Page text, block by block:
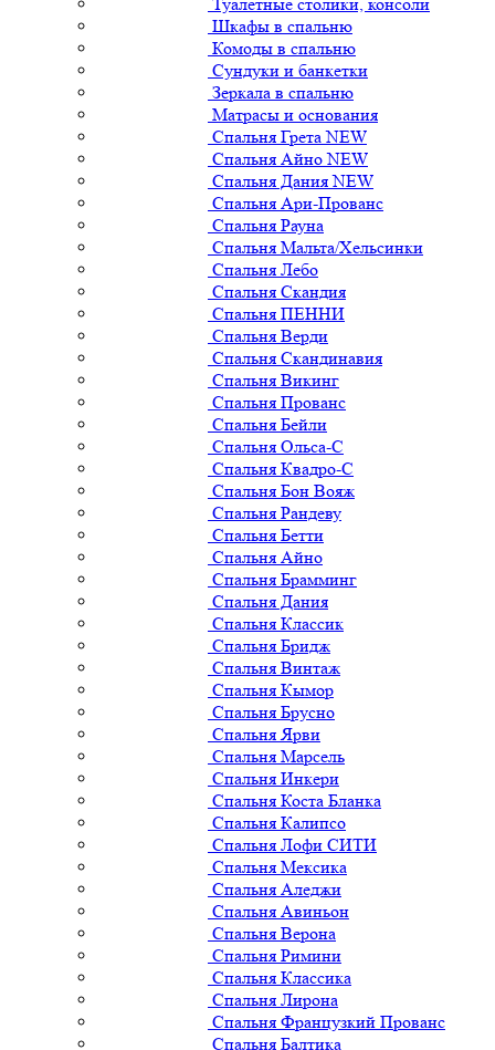
Шкафы в спальню
Комоды в спальню
Сундуки и банкетки
Зеркала в спальню
Матрасы и основания
Спальня Грета NEW
Спальня Айно NEW
Спальня Дания NEW
Спальня Ари-Прованс
Спальня Рауна
Спальня Мальта/Хельсинки
Спальня Лебо
Спальня Скандия
Спальня ПЕННИ
Спальня Верди
Спальня Скандинавия
Спальня Викинг
Спальня Прованс
Спальня Бейли
Спальня Ольса-С
Спальня Квадро-С
Спальня Бон Вояж
Спальня Рандеву
Спальня Бетти
Спальня Айно
Спальня Брамминг
Спальня Дания
Спальня Классик
Спальня Бридж
Спальня Винтаж
Спальня Кымор
Спальня Брусно
Спальня Ярви
Спальня Марсель
Спальня Инкери
Спальня Коста Бланка
Спальня Калипсо
Спальня Лофи СИТИ
Спальня Мексика
Спальня Аледжи
Спальня Авиньон
Спальня Верона
Спальня Римини
Спальня Классика
Спальня Лирона
Спальня Французкий Прованс
Спальня Балтика